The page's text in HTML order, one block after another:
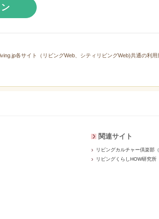
各サイト（リビングWeb、シティリビングWeb)共通の利用
関連サイト
リビングカルチャー倶楽部（
リビングくらしHOW研究所